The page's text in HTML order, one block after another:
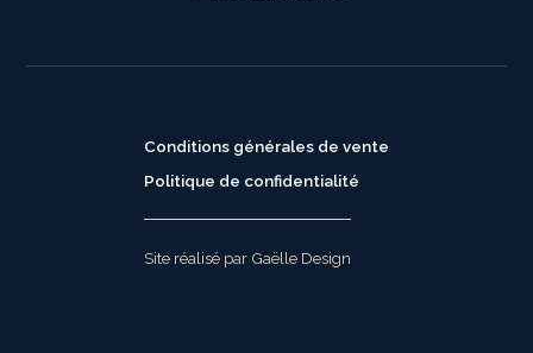
Conditions générales de vente
Politique de confidentialité
Site réalisé par Gaëlle Design